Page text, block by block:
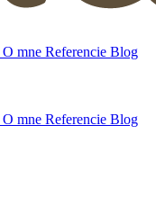
O mne Referencie Blog
O mne Referencie Blog